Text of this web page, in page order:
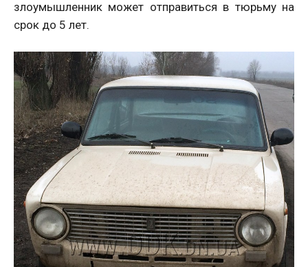
злоумышленник может отправиться в тюрьму на
срок до 5 лет.